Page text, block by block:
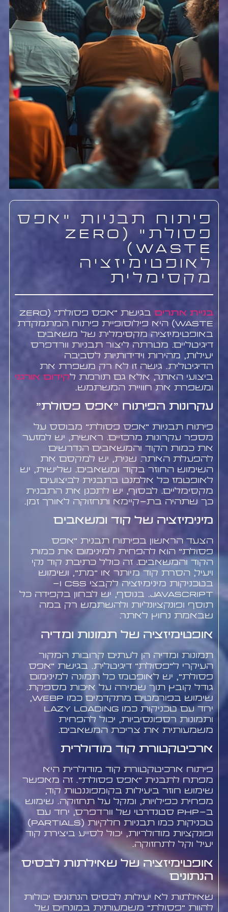
פיתוח תבניות "אפס
פסולת" (Zero
Waste)
לאופטימיזציה
מקסימלית
בניית אתרים
בגישת "אפס פסולת" (Zero
Waste) היא פילוסופיית פיתוח המתמקדת
באופטימיזציה מקסימלית של משאבים
דיגיטליים. מטרתה ליצור תבניות וורדפרס
יעילות, מהירות וידידותיות לסביבה
הדיגיטלית. גישה זו לא רק משפרת את
ביצועי האתר, אלא גם תורמת לקידום אורגני
ומשפרת את חוויית המשתמש.
עקרונות הפיתוח "אפס פסולת"
פיתוח תבניות "אפס פסולת" מבוסס על
מספר עקרונות מרכזיים. ראשית, יש למזער
את כמות הקוד והמשאבים הנדרשים
להפעלת האתר. שנית, יש למקסם את
השימוש החוזר בקוד ומשאבים. שלישית, יש
לאופטמז כל אלמנט בתבנית לביצועים
מקסימליים. לבסוף, יש לתכנן את התבנית
כך שתהיה בת-קיימא ותחזוקה לאורך זמן.
מינימיזציה של קוד ומשאבים
הצעד הראשון בפיתוח תבנית "אפס
פסולת" הוא להפחית למינימום את כמות
הקוד והמשאבים. זה כולל כתיבת קוד נקי
ויעיל, הסרת קוד מיותר או "מת", ושימוש
בטכניקות מינימיזציה לקבצי CSS ו-
JavaScript. בנוסף, יש לבחון בקפידה כל
תוסף ופונקציונליות ולהשתמש רק במה
שבאמת נחוץ לאתר.
אופטימיזציה של תמונות ומדיה
תמונות ומדיה הן לעתים קרובות המקור
העיקרי ל"פסולת" דיגיטלית. בגישת "אפס
פסולת", יש לאופטמז כל תמונה למינימום
גודל קובץ תוך שמירה על איכות מספקת.
שימוש בפורמטים מתקדמים כמו WebP,
יחד עם טכניקות כמו lazy loading
ותמונות רספונסיביות, יכול להפחית
משמעותית את צריכת המשאבים.
ארכיטקטורת קוד מודולרית
פיתוח ארכיטקטורת קוד מודולרית היא
מפתח לתבנית "אפס פסולת". זה מאפשר
שימוש חוזר ביעילות בקומפוננטות קוד,
מפחית כפילויות, ומקל על תחזוקה. שימוש
ב-PHP סטנדרטי של וורדפרס, יחד עם
טכניקות כמו תבניות חלקיות (partials)
ופונקציות מודולריות, יכול לסייע ביצירת קוד
יעיל וקל לתחזוקה.
אופטימיזציה של שאילתות לבסיס
הנתונים
שאילתות לא יעילות לבסיס הנתונים יכולות
להוות "פסולת" משמעותית במונחים של